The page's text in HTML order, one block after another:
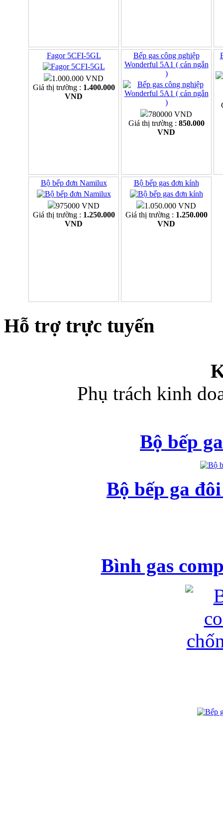
Fagor 5CFI-5GL
1.000.000 VND
Giá thị trường : 1.400.000
VND
Bếp gas công nghiệp
Wonderful 5A1 ( cán ngắn
)
780000 VND
Giá thị trường : 850.000
VND
Bộ bếp đơn Namilux
975000 VND
Giá thị trường : 1.250.000
VND
Bộ bếp gas đơn kính
1.050.000 VND
Giá thị trường : 1.250.000
VND
Hỗ trợ trực tuyến
Phụ trách kinh
Bộ bếp
Bộ bếp ga
Bình gas